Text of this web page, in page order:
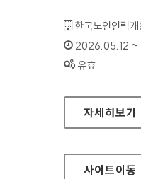
기관명 :
한국노인인력개
인증기간 :
2026.05.12 ~
상태 :
유효
한국노인인
자세히보기
사이트이동